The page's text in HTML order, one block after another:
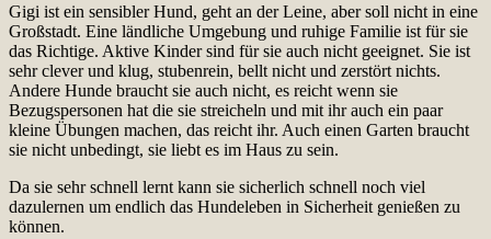
Gigi ist ein sensibler Hund, geht an der Leine, aber soll nicht in eine
Großstadt. Eine ländliche Umgebung und ruhige Familie ist für sie
das Richtige. Aktive Kinder sind für sie auch nicht geeignet. Sie ist
sehr clever und klug, stubenrein, bellt nicht und zerstört nichts.
Andere Hunde braucht sie auch nicht, es reicht wenn sie
Bezugspersonen hat die sie streicheln und mit ihr auch ein paar
kleine Übungen machen, das reicht ihr. Auch einen Garten braucht
sie nicht unbedingt, sie liebt es im Haus zu sein.
Da sie sehr schnell lernt kann sie sicherlich schnell noch viel
dazulernen um endlich das Hundeleben in Sicherheit genießen zu
können.